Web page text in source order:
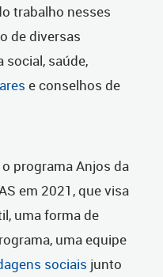
trabalho nesses
de diversas
social, saúde,
e conselhos de
programa Anjos da
em 2021, que visa
uma forma de
uma equipe
sociais junto